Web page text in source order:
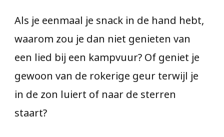
Als je eenmaal je snack in de hand hebt,
waarom zou je dan niet genieten van
een lied bij een kampvuur? Of geniet je
gewoon van de rokerige geur terwijl je
in de zon luiert of naar de sterren
staart?